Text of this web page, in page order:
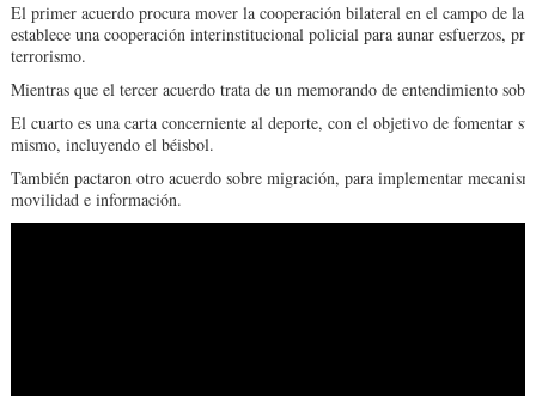
El primer acuerdo pro­cura mover la cooperación bilateral en el campo de la
estable­ce una cooperación inte­rinstitucional policial para aunar esfuerzos,
terrorismo.
Mientras que el tercer acuerdo trata de un memo­rando de entendimiento
El cuarto es una carta con­cerniente al deporte, con el objetivo de fomentar
mismo, incluyendo el béisbol.
También pactaron otro acuerdo sobre migración, para implementar
movilidad e in­formación.